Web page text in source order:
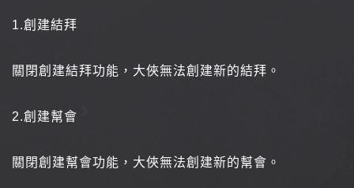
1.創建結拜
關閉創建結拜功能，大俠無法創建新的結拜。
2.創建幫會
關閉創建幫會功能，大俠無法創建新的幫會。